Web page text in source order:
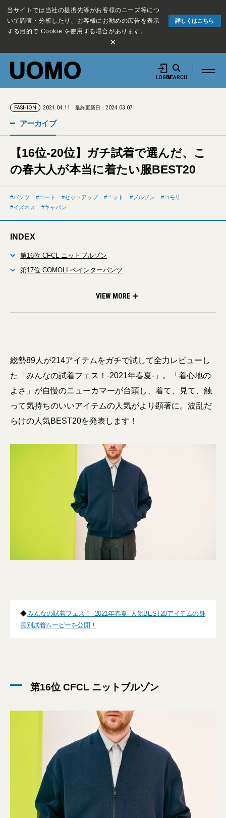
当サイトでは当社の提携先等がお客様のニーズ等につ
いて調査・分析したり、お客様にお勧めの広告を表示
する目的で Cookie を使用する場合があります。
詳しくはこちら
×
LOGINSEARCH
FASHION 2021.04.11 最終更新日：2024.03.07
アーカイブ
【16位-20位】ガチ試着で選んだ、こ
の春大人が本当に着たい服BEST20
パンツ コート セットアップ ニット ブルゾン
コモリ
イズネス
キャバン
INDEX
第16位 CFCL ニットブルゾン
第17位 COMOLI ペインターパンツ
VIEW MORE
総勢89人が214アイテムをガチで試して全力レビューし
た「みんなの試着フェス！-2021年春夏-」。「着心地の
よさ」が自慢のニューカマーが台頭し、着て、見て、触
って気持ちのいいアイテムの人気がより顕著に。波乱だ
らけの人気BEST20を発表します！
◆みんなの試着フェス！ -2021年春夏- 人気BEST20アイテムの身
長別試着ムービーを公開！
第16位 CFCL ニットブルゾン